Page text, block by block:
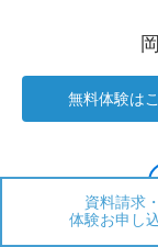
資料請求・
体験お申し
無料体験は